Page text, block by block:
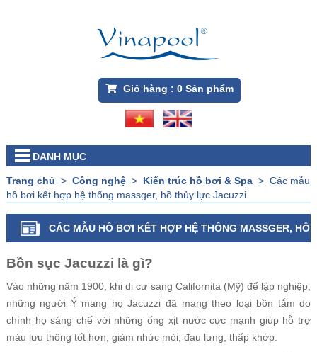
Giỏ hàng : 0Sản phẩm
DANH MỤC
Trang chủ > Công nghệ> Kiến trúc hồ bơi & Spa> Các mẫu
hồ bơi kết hợp hệ thống massger, hồ thủy lực Jacuzzi
CÁC MẪU HỒ BƠI KẾT HỢP HỆ THỐNG MASSGER, HỒ
THỦY LỰC JACUZZI
Bồn sục Jacuzzi là gì?
Vào những năm 1900, khi di cư sang Californita (Mỹ) để lập nghiệp,
những người Ý mang họ Jacuzzi đã mang theo loại bồn tắm do
chính họ sáng chế với những ống xịt nước cực mạnh giúp hỗ trợ
máu lưu thông tốt hơn, giảm nhức mỏi, đau lưng, thấp khớp.